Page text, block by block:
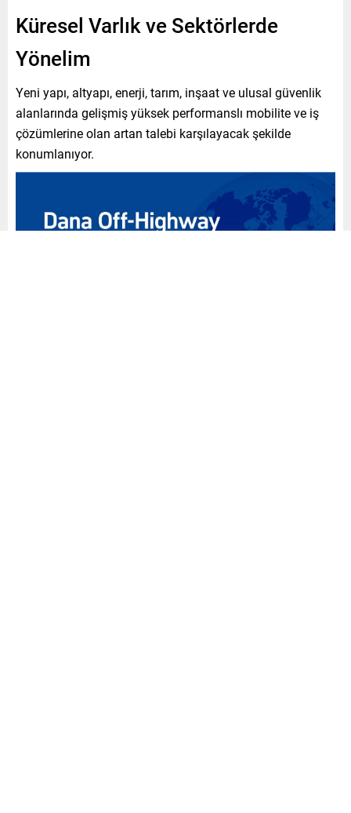
Küresel Varlık ve Sektörlerde
Yönelim
Yeni yapı, altyapı, enerji, tarım, inşaat ve ulusal güvenlik
alanlarında gelişmiş yüksek performanslı mobilite ve iş
çözümlerine olan artan talebi karşılayacak şekilde
konumlanıyor.